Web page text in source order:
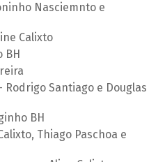
Nasciemnto e
Calixto
BH
Rodrigo Santiago e Douglas
BH
Thiago Paschoa e